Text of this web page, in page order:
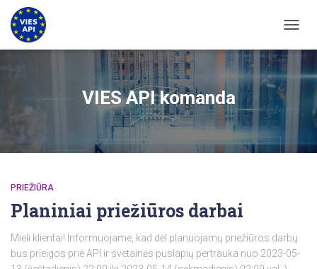
VIES API komanda
PRIEŽIŪRA
Planiniai priežiūros darbai
Mieli klientai! Informuojame, kad dėl planuojamų priežiūros darbų
bus prieigos prie API ir svetainės puslapių pertrauka nuo 2023-05-